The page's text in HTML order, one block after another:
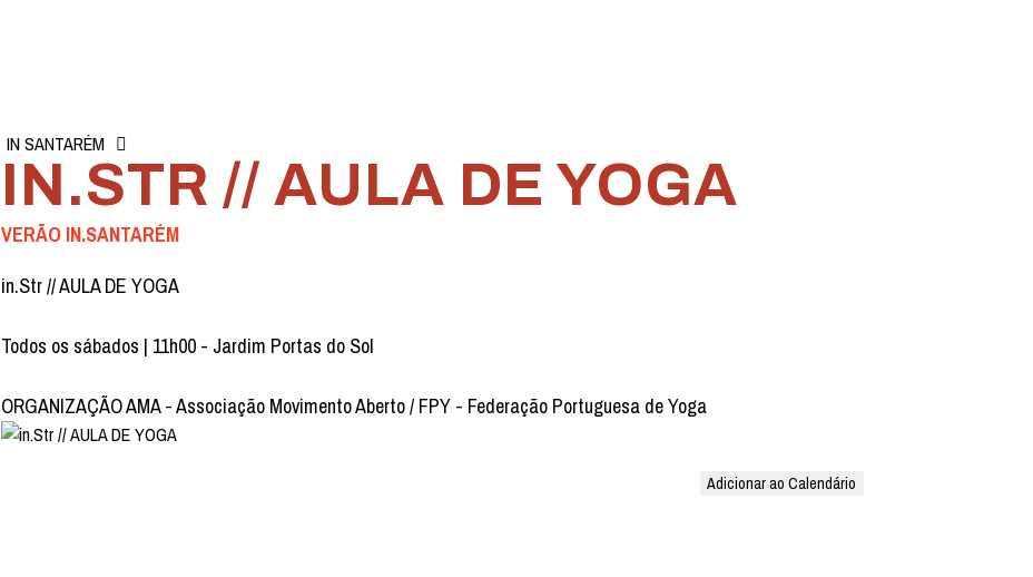
IN SANTARÉM
IN.STR // AULA DE YOGA
VERÃO IN.SANTARÉM
in.Str // AULA DE YOGA
Todos os sábados | 11h00 - Jardim Portas do Sol
ORGANIZAÇÃO AMA - Associação Movimento Aberto / FPY - Federação Portuguesa de Yoga
Adicionar ao Calendário